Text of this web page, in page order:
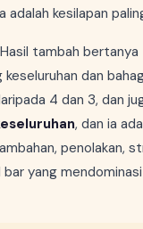
adalah kesilapan
tambah bertanya
dan
4 dan 3, dan
, dan ia
yang